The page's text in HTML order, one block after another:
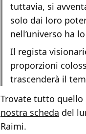
tuttavia, si
solo dai loro
nell’universo ha
Il regista
proporzioni
trascenderà il
Trovate tutto quello
nostra scheda del
Raimi.